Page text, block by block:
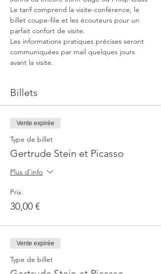
Le tarif comprend la visite-conférence, le
billet coupe-file et les écouteurs pour un
parfait confort de visite.
Les informations pratiques précises seront
communiquées par mail quelques jours
avant la visite.
Billets
Vente expirée
Type de billet
Gertrude Stein et Picasso
Plus d'info
Prix
30,00 €
Vente expirée
Type de billet